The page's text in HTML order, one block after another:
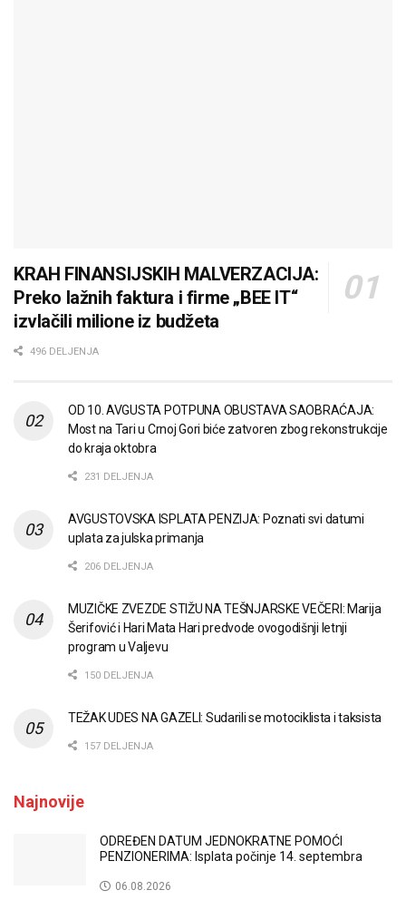
KRAH FINANSIJSKIH MALVERZACIJA:
Preko lažnih faktura i firme „BEE IT“
izvlačili milione iz budžeta
496 DELJENJA
OD 10. AVGUSTA POTPUNA OBUSTAVA SAOBRAĆAJA:
Most na Tari u Crnoj Gori biće zatvoren zbog rekonstrukcije
do kraja oktobra
231 DELJENJA
AVGUSTOVSKA ISPLATA PENZIJA: Poznati svi datumi
uplata za julska primanja
206 DELJENJA
MUZIČKE ZVEZDE STIŽU NA TEŠNJARSKE VEČERI: Marija
Šerifović i Hari Mata Hari predvode ovogodišnji letnji
program u Valjevu
150 DELJENJA
TEŽAK UDES NA GAZELI: Sudarili se motociklista i taksista
157 DELJENJA
Najnovije
ODREĐEN DATUM JEDNOKRATNE POMOĆI
PENZIONERIMA: Isplata počinje 14. septembra
06.08.2026